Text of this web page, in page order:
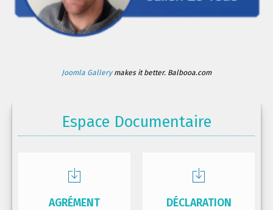
Joomla Gallerymakes it better. Balbooa.com
Espace Documentaire
AGRÉMENT
DÉCLARATION